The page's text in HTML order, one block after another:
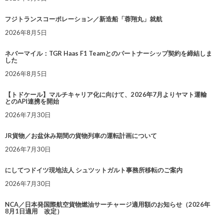
フジトランスコーポレーション／新造船「蓉翔丸」就航
2026年8月5日
ネバーマイル：TGR Haas F1 Teamとのパートナーシップ契約を締結しま
した
2026年8月5日
【トドケール】マルチキャリア化に向けて、2026年7月よりヤマト運輸
とのAPI連携を開始
2026年7月30日
JR貨物／お盆休み期間の貨物列車の運転計画について
2026年7月30日
にしてつドイツ現地法人 シュツットガルト事務所移転のご案内
2026年7月30日
NCA／日本発国際航空貨物燃油サーチャージ適用額のお知らせ（2026年
8月1日適用 改定）